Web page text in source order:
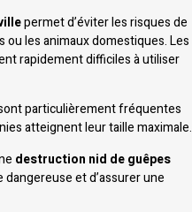
permet d’éviter les risques de
les animaux domestiques. Les
rapidement difficiles à utiliser
particulièrement fréquentes
atteignent leur taille maximale.
destruction nid de guêpes
et d’assurer une